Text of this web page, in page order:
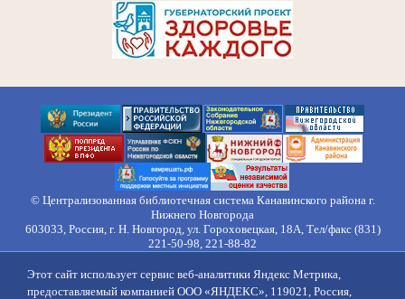
© Централизованная библиотечная система Канавинского района г.
Нижнего Новгорода
603033, Россия, г. Н. Новгород, ул. Гороховецкая, 18А, Тел/факс (831)
221-50-98, 221-88-82
Контакты Противодействие коррупции
Противодействие
Этот сайт использует сервис веб-аналитики Яндекс Метрика,
предоставляемый компанией ООО «ЯНДЕКС», 119021, Россия,